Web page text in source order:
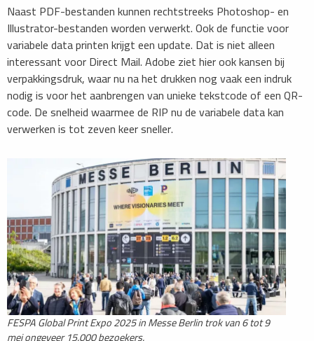
Naast PDF-bestanden kunnen rechtstreeks Photoshop- en
Illustrator-bestanden worden verwerkt. Ook de functie voor
variabele data printen krijgt een update. Dat is niet alleen
interessant voor Direct Mail. Adobe ziet hier ook kansen bij
verpakkingsdruk, waar nu na het drukken nog vaak een indruk
nodig is voor het aanbrengen van unieke tekstcode of een QR-
code. De snelheid waarmee de RIP nu de variabele data kan
verwerken is tot zeven keer sneller.
FESPA Global Print Expo 2025 in Messe Berlin trok van 6 tot 9
mei ongeveer 15.000 bezoekers.